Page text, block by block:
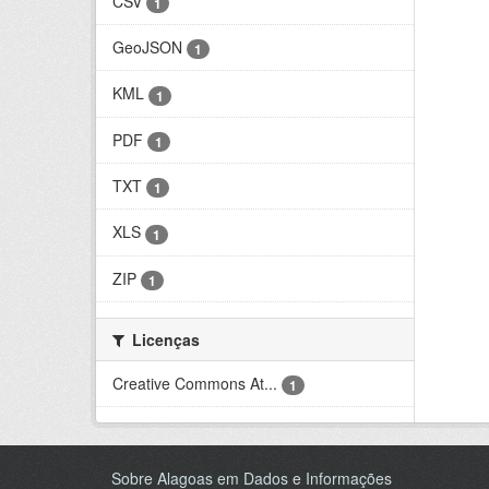
GeoJSON 1
KML 1
PDF 1
TXT 1
XLS 1
ZIP 1
Licenças
Creative Commons At...
1
Sobre Alagoas em Dados e Informações